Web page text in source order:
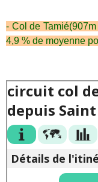
- Col de
4,9 % de moyenne